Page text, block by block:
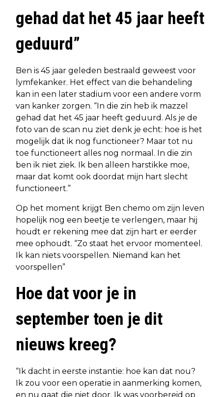
gehad dat het 45 jaar heeft
geduurd”
Ben is 45 jaar geleden bestraald geweest voor
lymfekanker. Het effect van die behandeling
kan in een later stadium voor een andere vorm
van kanker zorgen. “In die zin heb ik mazzel
gehad dat het 45 jaar heeft geduurd. Als je de
foto van de scan nu ziet denk je echt: hoe is het
mogelijk dat ik nog functioneer? Maar tot nu
toe functioneert alles nog normaal. In die zin
ben ik niet ziek. Ik ben alleen harstikke moe,
maar dat komt ook doordat mijn hart slecht
functioneert.”
Op het moment krijgt Ben chemo om zijn leven
hopelijk nog een beetje te verlengen, maar hij
houdt er rekening mee dat zijn hart er eerder
mee ophoudt. “Zo staat het ervoor momenteel.
Ik kan niets voorspellen. Niemand kan het
voorspellen”
Hoe dat voor je in
september toen je dit
nieuws kreeg?
“Ik dacht in eerste instantie: hoe kan dat nou?
Ik zou voor een operatie in aanmerking komen,
en nu gaat die niet door. Ik was voorbereid op